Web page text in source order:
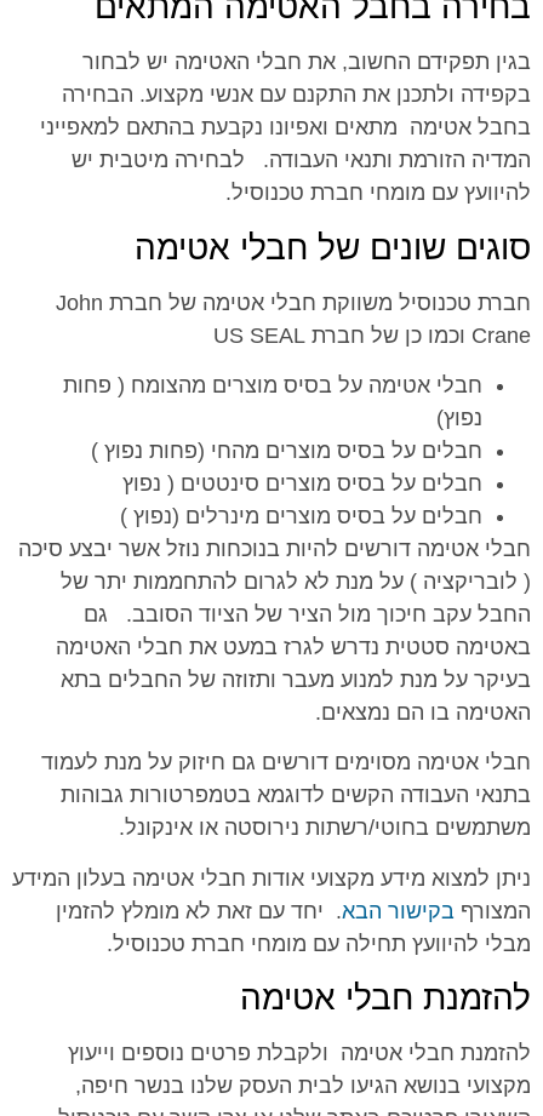
בגין תפקידם החשוב, את חבלי האטימה יש לבחור
בקפידה ולתכנן את התקנם עם אנשי מקצוע. הבחירה
בחבל אטימה מתאים ואפיונו נקבעת בהתאם למאפייני
המדיה הזורמת ותנאי העבודה. לבחירה מיטבית יש
להיוועץ עם מומחי חברת טכנוסיל.
סוגים שונים של חבלי אטימה
חברת טכנוסיל משווקת חבלי אטימה של חברת John
Crane וכמו כן של חברת US SEAL
חבלי אטימה על בסיס מוצרים מהצומח ( פחות
נפוץ)
חבלים על בסיס מוצרים מהחי (פחות נפוץ )
חבלים על בסיס מוצרים סינטטים ( נפוץ
חבלים על בסיס מוצרים מינרלים (נפוץ )
חבלי אטימה דורשים להיות בנוכחות נוזל אשר יבצע סיכה
( לובריקציה ) על מנת לא לגרום להתחממות יתר של
החבל עקב חיכוך מול הציר של הציוד הסובב. גם
באטימה סטטית נדרש לגרז במעט את חבלי האטימה
בעיקר על מנת למנוע מעבר ותזוזה של החבלים בתא
האטימה בו הם נמצאים.
חבלי אטימה מסוימים דורשים גם חיזוק על מנת לעמוד
בתנאי העבודה הקשים לדוגמא בטמפרטורות גבוהות
משתמשים בחוטי/רשתות נירוסטה או אינקונל.
ניתן למצוא מידע מקצועי אודות חבלי אטימה בעלון המידע
המצורף בקישור הבא. יחד עם זאת לא מומלץ להזמין
מבלי להיוועץ תחילה עם מומחי חברת טכנוסיל.
להזמנת חבלי אטימה
להזמנת חבלי אטימה ולקבלת פרטים נוספים וייעוץ
מקצועי בנושא הגיעו לבית העסק שלנו בנשר חיפה,